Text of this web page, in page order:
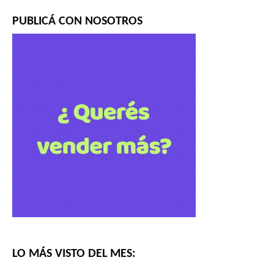
PUBLICÁ CON NOSOTROS
LO MÁS VISTO DEL MES: